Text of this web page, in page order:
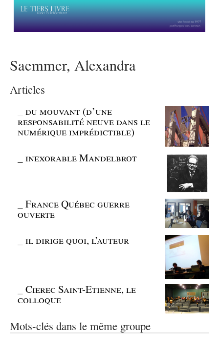
Saemmer, Alexandra
Articles
_du mouvant (d’une
responsabilité neuve dans le
numérique imprédictible)
_inexorable Mandelbrot
_France Québec guerre
ouverte
_il dirige quoi, l’auteur
_Cierec Saint-Etienne, le
colloque
Mots-clés dans le même groupe